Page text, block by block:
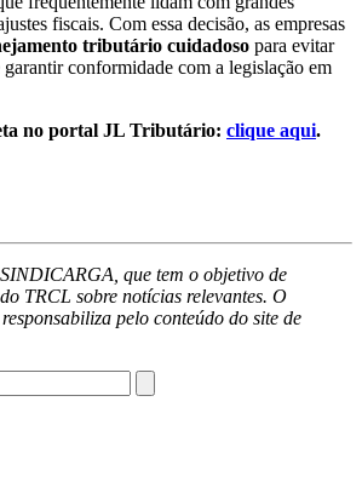
fiscais. Com essa decisão, as empresas
tributário cuidadoso para evitar
garantir conformidade com a legislação em
no portal JL Tributário: clique aqui.
que tem o objetivo de
TRCL sobre notícias relevantes. O
pelo conteúdo do site de